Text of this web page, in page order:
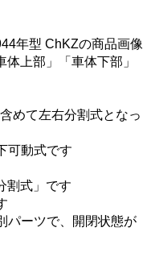
上部」「車体下部」
めて左右分割式となっ
可動式です
割式」です
パーツで、開閉状態が